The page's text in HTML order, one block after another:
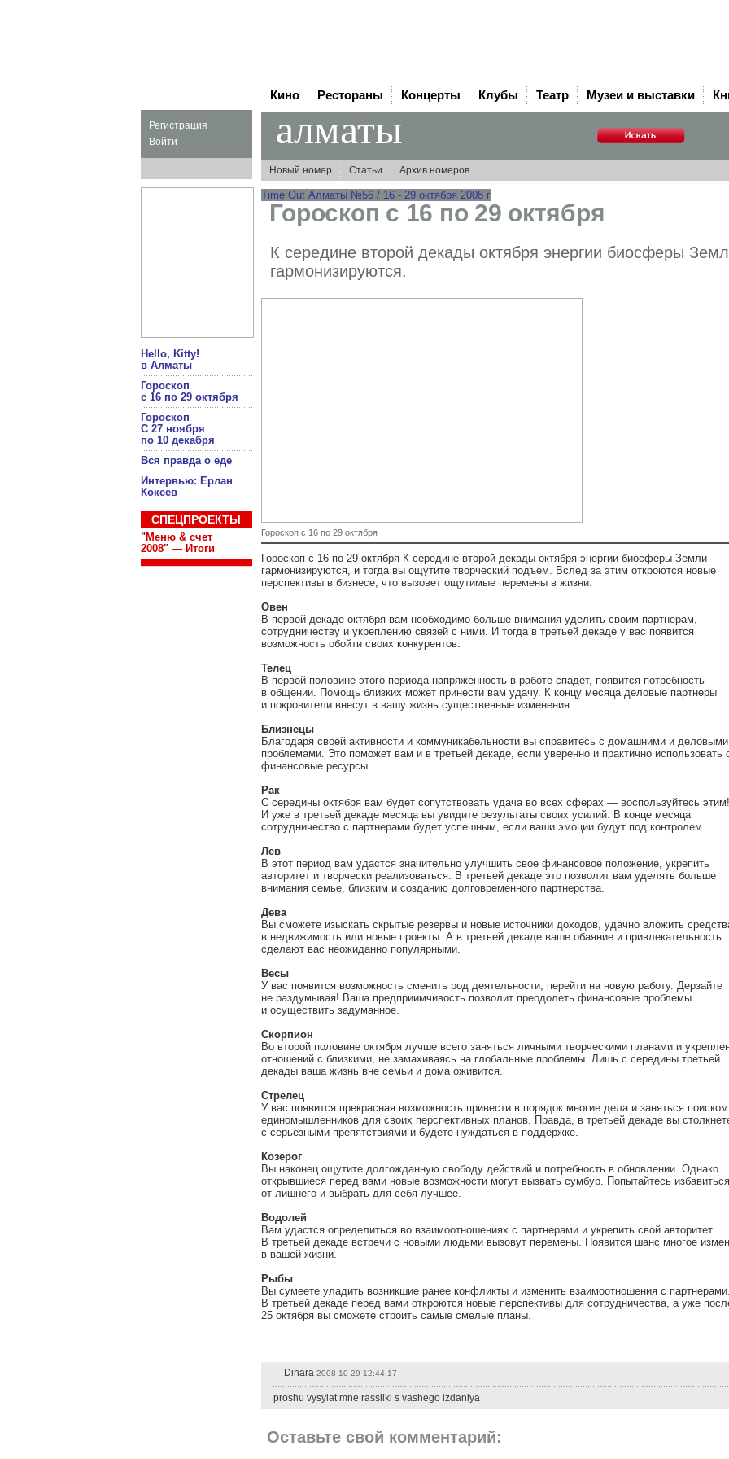
Регистрация
Войти
Hello, Kitty!
в Алматы
Гороскоп
с 16 по 29 октября
Гороскоп
С 27 ноября
по 10 декабря
Вся правда о еде
Интервью: Ерлан
Кокеев
СПЕЦПРОЕКТЫ
"Меню & счет
2008" — Итоги
Кино Рестораны Концерты Клубы Театр Музеи и выставки
алматы
Новый номер Статьи Архив номеров
Time Out Алматы №56 / 16 - 29 октября 2008 г
Гороскоп с 16 по 29 октября
К середине второй декады октября энергии биосферы
гармонизируются.
Гороскоп с 16 по 29 октября
Гороскоп с 16 по 29 октября К середине второй декады октября энергии биосферы Земли
гармонизируются, и тогда вы ощутите творческий подъем. Вслед за этим откроются новые
перспективы в бизнесе, что вызовет ощутимые перемены в жизни.
Овен
В первой декаде октября вам необходимо больше внимания уделить своим партнерам,
сотрудничеству и укреплению связей с ними. И тогда в третьей декаде у вас появится
возможность обойти своих конкурентов.
Телец
В первой половине этого периода напряженность в работе спадет, появится потребность
в общении. Помощь близких может принести вам удачу. К концу месяца деловые партнеры
и покровители внесут в вашу жизнь существенные изменения.
Близнецы
Благодаря своей активности и коммуникабельности вы справитесь с домашними и деловыми
проблемами. Это поможет вам и в третьей декаде, если уверенно и практично использовать
финансовые ресурсы.
Рак
С середины октября вам будет сопутствовать удача во всех сферах — воспользуйтесь этим!
И уже в третьей декаде месяца вы увидите результаты своих усилий. В конце месяца
сотрудничество с партнерами будет успешным, если ваши эмоции будут под контролем.
Лев
В этот период вам удастся значительно улучшить свое финансовое положение, укрепить
авторитет и творчески реализоваться. В третьей декаде это позволит вам уделять больше
внимания семье, близким и созданию долговременного партнерства.
Дева
Вы сможете изыскать скрытые резервы и новые источники доходов, удачно вложить
в недвижимость или новые проекты. А в третьей декаде ваше обаяние и привлекательность
сделают вас неожиданно популярными.
Весы
У вас появится возможность сменить род деятельности, перейти на новую работу. Дерзайте
не раздумывая! Ваша предприимчивость позволит преодолеть финансовые проблемы
и осуществить задуманное.
Скорпион
Во второй половине октября лучше всего заняться личными творческими планами и
отношений с близкими, не замахиваясь на глобальные проблемы. Лишь с середины третьей
декады ваша жизнь вне семьи и дома оживится.
Стрелец
У вас появится прекрасная возможность привести в порядок многие дела и заняться поиском
единомышленников для своих перспективных планов. Правда, в третьей декаде вы
с серьезными препятствиями и будете нуждаться в поддержке.
Козерог
Вы наконец ощутите долгожданную свободу действий и потребность в обновлении. Однако
открывшиеся перед вами новые возможности могут вызвать сумбур. Попытайтесь избавиться
от лишнего и выбрать для себя лучшее.
Водолей
Вам удастся определиться во взаимоотношениях с партнерами и укрепить свой авторитет.
В третьей декаде встречи с новыми людьми вызовут перемены. Появится шанс многое
в вашей жизни.
Рыбы
Вы сумеете уладить возникшие ранее конфликты и изменить взаимоотношения с партнерами.
В третьей декаде перед вами откроются новые перспективы для сотрудничества, а уже
25 октября вы сможете строить самые смелые планы.
Dinara 2008-10-29 12:44:17
proshu vysylat mne rassilki s vashego izdaniya
Оставьте свой комментарий: